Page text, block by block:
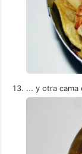
... y otra cama